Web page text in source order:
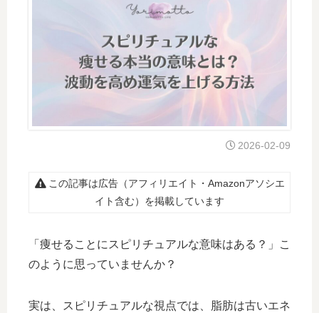
2026-02-09
この記事は広告（アフィリエイト・Amazonアソシエ
イト含む）を掲載しています
「痩せることにスピリチュアルな意味はある？」こ
のように思っていませんか？
実は、スピリチュアルな視点では、脂肪は古いエネ